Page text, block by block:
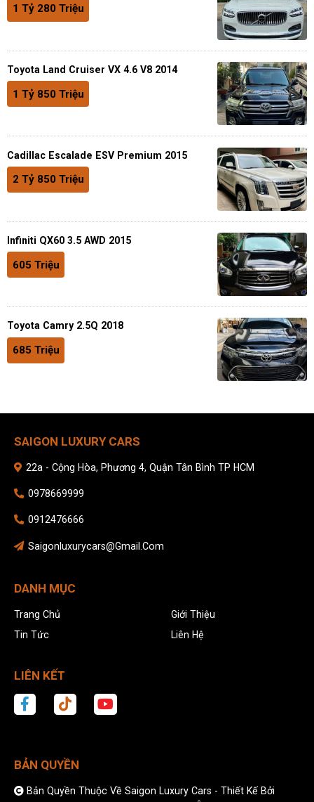
1 Tỷ 280 Triệu
Toyota Land Cruiser VX 4.6 V8 2014
1 Tỷ 850 Triệu
Cadillac Escalade ESV Premium 2015
2 Tỷ 850 Triệu
Infiniti QX60 3.5 AWD 2015
605 Triệu
Toyota Camry 2.5Q 2018
685 Triệu
SAIGON LUXURY CARS
22a - Cộng Hòa, Phương 4, Quận Tân Bình TP HCM
0978669999
0912476666
Saigonluxurycars@gmail.com
DANH MỤC
Trang Chủ
Giới Thiệu
Tin Tức
Liên Hệ
LIÊN KẾT
BẢN QUYỀN
Bản Quyền Thuộc Về Saigon Luxury Cars -Thiết Kế Bởi